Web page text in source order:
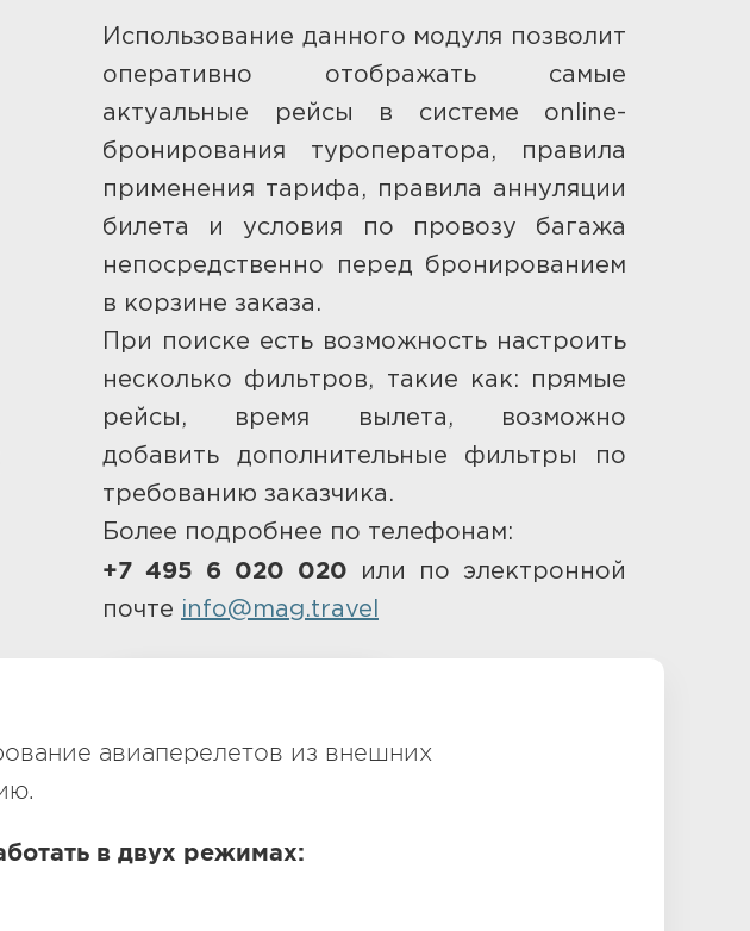
Использование данного модуля позволит
оперативно отображать самые
актуальные рейсы в системе online-
бронирования туроператора, правила
применения тарифа, правила аннуляции
билета и условия по провозу багажа
непосредственно перед бронированием
в корзине заказа.
При поиске есть возможность настроить
несколько фильтров, такие как: прямые
рейсы, время вылета, возможно
добавить дополнительные фильтры по
требованию заказчика.
Более подробнее по телефонам:
+7 495 6 020 020 или по электронной
почте info@mag.travel
авиаперелетов из внешних
в двух режимах: